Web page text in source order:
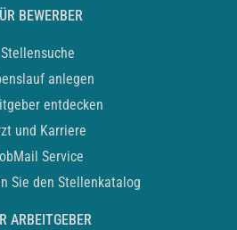
BEWERBER
Stellensuche
anlegen
entdecken
und Karriere
Service
Sie den Stellenkatalog
ARBEITGEBER